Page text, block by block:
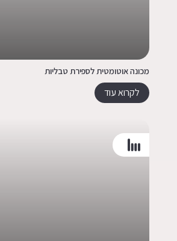
מכונה אוטומטית לספירת טבליות
לקרוא עוד